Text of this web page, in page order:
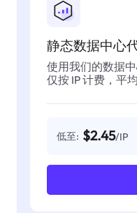
静态数据中心
使用我们的数据
仅按 IP 计费，平
低至: $2.45/IP